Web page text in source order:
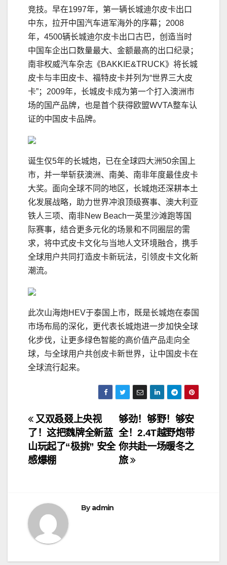
竞技。早在1997年，第一辆长城迪尔皮卡出口
中东，拉开中国汽车进军海外的序幕；2008
年，4500辆长城迪尔皮卡出口古巴，创造当时
中国车企出口数量最大、金额最高的出口纪录；
南非权威汽车杂志《BAKKIE&TRUCK》将长城
皮卡与丰田皮卡、福特皮卡并列为“世界三大皮
卡”；2009年，长城皮卡成为第一个打入澳洲市
场的国产品牌，也是首个获得欧盟WVTA整车认
证的中国皮卡品牌。
诞生仅5年的长城炮，已在全球四大洲50余国上
市，并一举斩获澳洲、南美、南非年度最佳皮卡
大奖。面向全球不同的地区，长城炮还深耕本土
化发展战略，助力世界冲浪顶级赛事、澳大利亚
铁人三项、南非New Beach一英里沙滩跑等国
际赛事，结合更多元化的场景和不同圈层的需
求，将中式皮卡文化与当地人文环境融合，携手
全球用户共同打造皮卡新玩法，引领皮卡文化新
潮流。
此次山海炮HEV于泰国上市，既是长城炮在泰国
市场布局的深化，更代表长城炮进一步加快全球
化步伐，让更多绿色智能的高价值产品走向全
球，与全球用户共创皮卡新世界，让中国皮卡在
全球流行起来。
文
章
导
够劲！够野！够安
全！2.4T越野炮带
你共赴一场暖冬之
旅
又双叒叕上央视
了！这把魏牌全新蓝
山玩起了“极挑” 安全
感爆棚
Byadmin